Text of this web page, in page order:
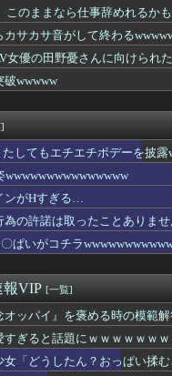
？
供えられる
ら日本シリーズ行くぞこれｗ
出ｗｗｗｗｗｗｗ
ルに朝まで泊まった結果ｗｗｗ
生活費で毎月25万払ってる
なる理由wwwwwww
カーストの頂点なの？ｗｗｗ
登校が激減→JK「犬のために
感度はチンコの２０倍wwww
安藤千伽奈さんと登録者83万
袋叩きにされてしまう…
たんやが・・・・・・・・・
いかないwww【料理】
がずっといたので晒すわ」（
ぎるｗｗｗwｗｗｗｗｗｗｗｗ
クッキーのように脆い
…」女「ぷっｗｗｗｗｗ」⇒
、ガチで怖い
のままなら仕事辞めれるか
カサカサ音がして終わる
女優の田野憂さんに向けられ
破wwwww
たしてもエチエチボデーを披露
wwwwwwwwwwwwwww
ンがHすぎる…
の許諾は取ったことありませ
ぱいがコチラ
報VIP [一覧]
オッパイ』を褒める時の模範
すぎると話題にｗｗｗｗｗｗ
女「どうしたん？おっぱい揉む